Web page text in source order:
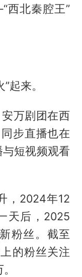
西北秦腔王”
起来。
万剧团在西
步直播也在
短视频观看
，2024年12
天后，2025
粉丝。截至
的粉丝关注